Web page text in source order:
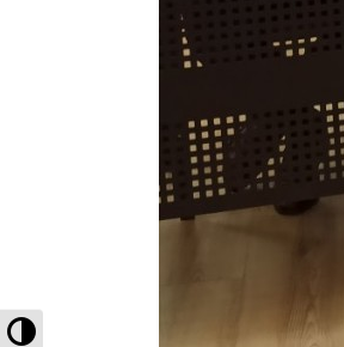
Высокая контрастность